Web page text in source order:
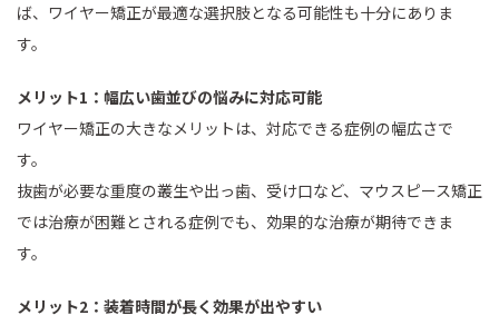
ば、ワイヤー矯正が最適な選択肢となる可能性も十分にありま
す。
メリット1：幅広い歯並びの悩みに対応可能
ワイヤー矯正の大きなメリットは、対応できる症例の幅広さで
す。
抜歯が必要な重度の叢生や出っ歯、受け口など、マウスピース矯正
では治療が困難とされる症例でも、効果的な治療が期待できま
す。
メリット2：装着時間が長く効果が出やすい